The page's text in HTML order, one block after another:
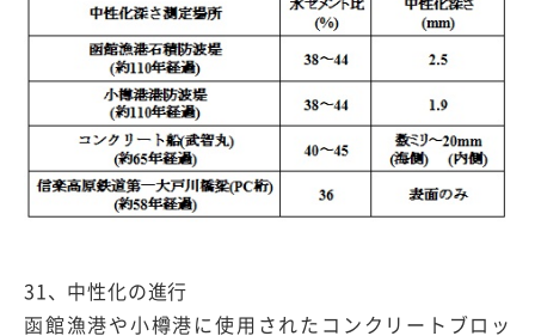
31、中性化の進行
函館漁港や小樽港に使用されたコンクリートブロッ